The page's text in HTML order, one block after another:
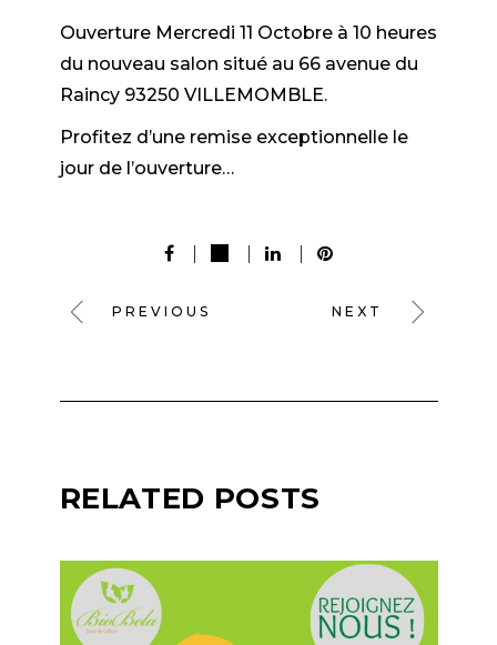
Ouverture Mercredi 11 Octobre à 10 heures
du nouveau salon situé au 66 avenue du
Raincy 93250 VILLEMOMBLE.
Profitez d’une remise exceptionnellele
jour de l’ouverture…
PREVIOUS NEXT
RELATED POSTS